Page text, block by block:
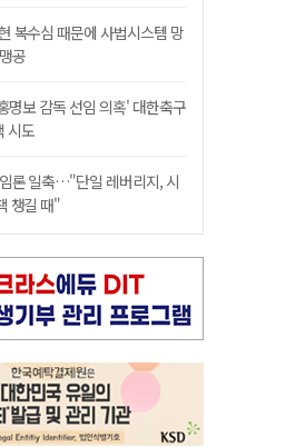
복수심 때문에 사법시스템 망
공
명보 감독 선임 의혹' 대한축구
시도
론 일축…"단일 레버리지, 시
챙길 때"